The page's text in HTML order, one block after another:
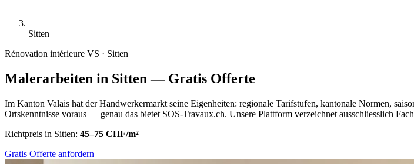
Sitten
Rénovation intérieure VS · Sitten
Malerarbeiten in Sitten — Gratis Offerte
Im Kanton Valais hat der Handwerkermarkt seine Eigenheiten: regionale Tarifstufen, kantonale Normen,
Ortskenntnisse voraus — genau das bietet SOS-Travaux.ch. Unsere Plattform verzeichnet ausschliesslich
Richtpreis in Sitten: 45–75 CHF/m²
Gratis Offerte anfordern